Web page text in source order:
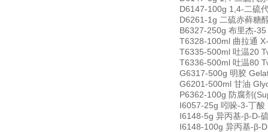
D6147-100g 1,4-二硫
D6261-1g 二硫赤藓糖
B6327-250g 布里杰-
T6328-100ml 曲拉通
T6335-500ml 吐温20
T6336-500ml 吐温80
G6317-500g 明胶
G6201-500ml 甘油
P6362-100g 防腐剂
I6057-25g 吲哚-3-丁
I6148-5g 异丙基-β-D-
I6148-100g 异丙基-β-